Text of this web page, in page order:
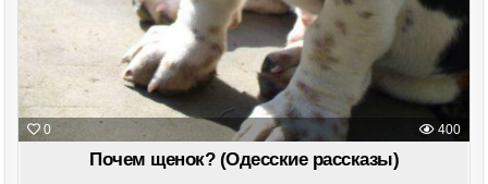
0 400
Почем щенок? (Одесские рассказы)